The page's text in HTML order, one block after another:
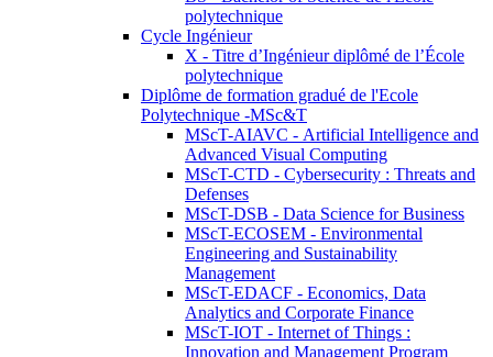
polytechnique
Cycle Ingénieur
X - Titre d’Ingénieur diplômé de l’École
polytechnique
Diplôme de formation gradué de l'Ecole
Polytechnique -MSc&T
MScT-AIAVC - Artificial Intelligence and
Advanced Visual Computing
MScT-CTD - Cybersecurity : Threats and
Defenses
MScT-DSB - Data Science for Business
MScT-ECOSEM - Environmental
Engineering and Sustainability
Management
MScT-EDACF - Economics, Data
Analytics and Corporate Finance
MScT-IOT - Internet of Things :
Innovation and Management Program